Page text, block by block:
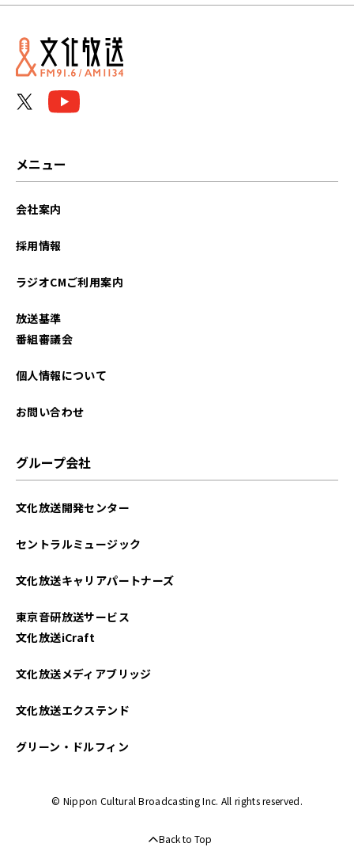
2026年03月
2026年02月
2023年09月
2022年10月
メニュー
会社案内
採用情報
ラジオCMご利用案内
放送基準
番組審議会
個人情報について
お問い合わせ
グループ会社
文化放送開発センター
セントラルミュージック
文化放送キャリアパートナーズ
東京音研放送サービス
文化放送iCraft
文化放送メディアブリッジ
文化放送エクステンド
グリーン・ドルフィン
© Nippon Cultural Broadcasting Inc. All rights reserved.
Back to Top